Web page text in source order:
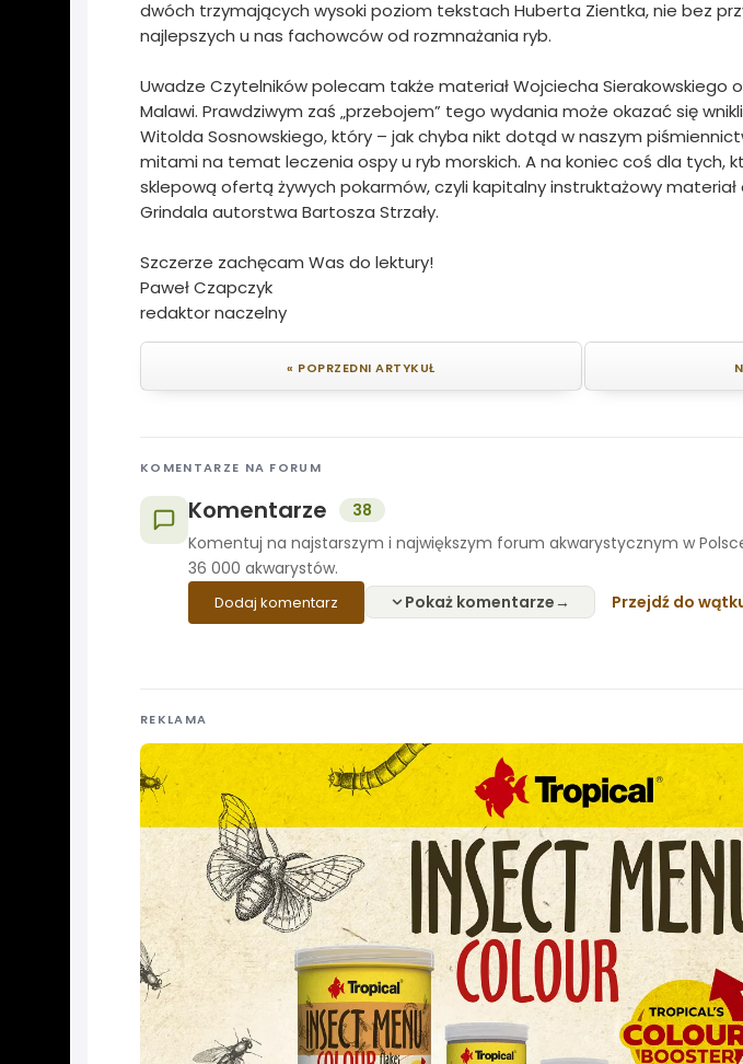
dwóch trzymających wysoki poziom tekstach Huberta Zientka, nie bez
najlepszych u nas fachowców od rozmnażania ryb.
Uwadze Czytelników polecam także materiał Wojciecha Sierakowskiego
Malawi. Prawdziwym zaś „przebojem” tego wydania może okazać się
Witolda Sosnowskiego, który – jak chyba nikt dotąd w naszym
mitami na temat leczenia ospy u ryb morskich. A na koniec coś dla tych,
sklepową ofertą żywych pokarmów, czyli kapitalny instruktażowy
Grindala autorstwa Bartosza Strzały.
Szczerze zachęcam Was do lektury!
Paweł Czapczyk
redaktor naczelny
« POPRZEDNI ARTYKUŁ
KOMENTARZE NA FORUM
Komentarze
38
Komentuj na najstarszym i największym forum akwarystycznym w
36 000 akwarystów.
Dodaj komentarz Pokaż komentarze Przejdź do
REKLAMA